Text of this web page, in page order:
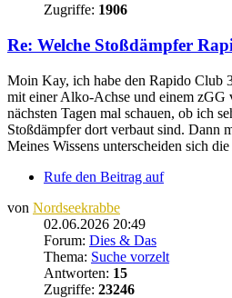
Zugriffe: 1906
Re: Welche Stoßdämpfer
Moin Kay, ich habe den Rapido Club
mit einer Alko-Achse und einem zGG
nächsten Tagen mal schauen, ob ich
Stoßdämpfer dort verbaut sind. Dann
Meines Wissens unterscheiden sich
Rufe den Beitrag auf
von Nordseekrabbe
02.06.2026 20:49
Forum: Dies & Das
Thema: Suche vorzelt
Antworten: 15
Zugriffe: 23246